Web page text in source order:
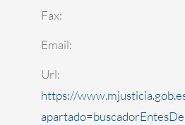
Fax:
Email:
Url:
https://